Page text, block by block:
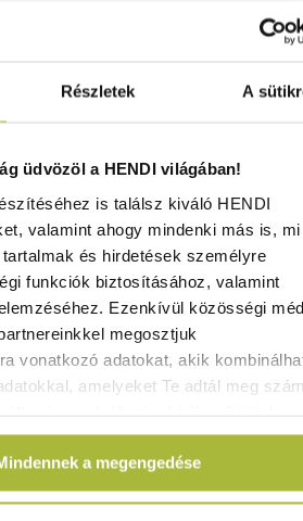
Részletek A
üdvözöl a HENDI világában!
is találsz kiváló HENDI
valamint ahogy mindenki más is,
és hirdetések személyre
funkciók biztosításához, valamint
Ezenkívül közösségi
megosztjuk
vonatkozó adatokat, akik
amelyeket Te adtál meg
a megengedése
Ft felett
belül
HENDI árak
raktáron